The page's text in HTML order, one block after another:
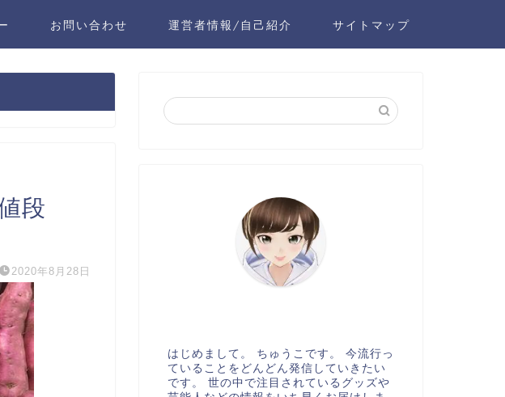
お問い合わせ 運営者情報/自己紹介 サイトマップ
段
2020年8月28日
はじめまして。 ちゅうこです。 今流行っ
ていることをどんどん発信していきたい
です。 世の中で注目されているグッズや